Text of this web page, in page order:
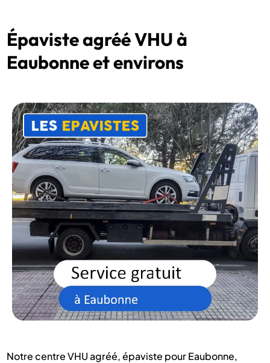
Épaviste agréé VHU à
Eaubonne et environs
Notre centre VHU agréé, épaviste pour Eaubonne,